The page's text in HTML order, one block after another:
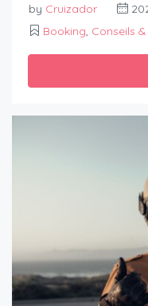
by Cruizador
Booking, Conseils